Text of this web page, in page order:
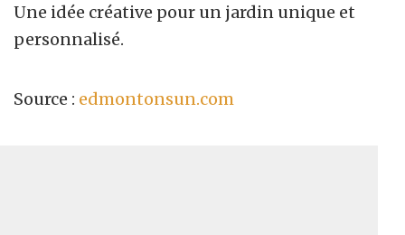
Une idée créative pour un jardin unique et
personnalisé.
Source : edmontonsun.com